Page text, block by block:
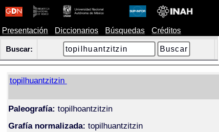
Presentación Diccionarios Búsquedas Créditos
Buscar:
topilhuantzitzin
Paleografía: topilhoantzitzin
Grafía normalizada: topilhuantzitzin